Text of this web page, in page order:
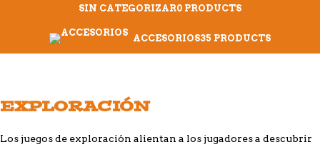
SIN CATEGORIZAR0 PRODUCTS
ACCESORIOS35 PRODUCTS
EXPLORACIÓN
Los juegos de exploración alientan a los jugadores a descubrir